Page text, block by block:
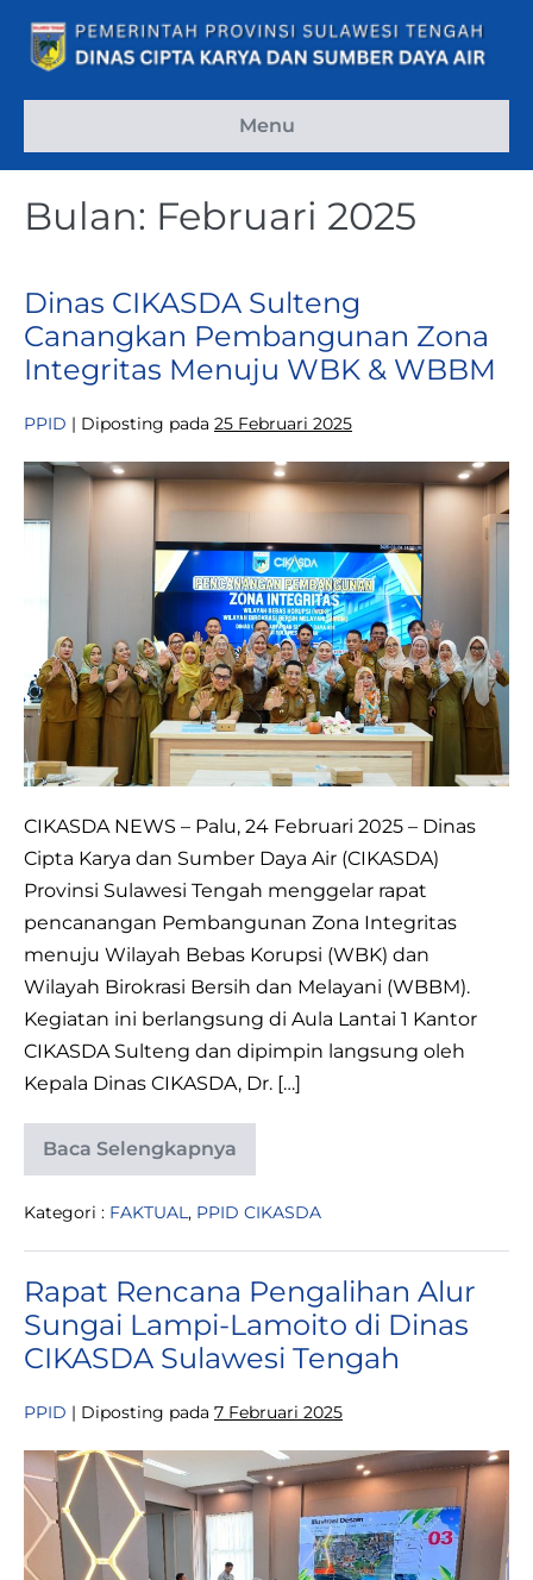
konten
Menu
Bulan: Februari 2025
Dinas CIKASDA Sulteng
Canangkan Pembangunan Zona
Integritas Menuju WBK & WBBM
PPID | Diposting pada 25 Februari 2025
Dinas
CIKASDA
Canangkan
Pembangunan
Zona
Integritas
Menuju
WBK
&
CIKASDA NEWS – Palu, 24 Februari 2025 – Dinas
Cipta Karya dan Sumber Daya Air (CIKASDA)
Provinsi Sulawesi Tengah menggelar rapat
pencanangan Pembangunan Zona Integritas
menuju Wilayah Bebas Korupsi (WBK) dan
Wilayah Birokrasi Bersih dan Melayani (WBBM).
Kegiatan ini berlangsung di Aula Lantai 1 Kantor
CIKASDA Sulteng dan dipimpin langsung oleh
Kepala Dinas CIKASDA, Dr. […]
Baca Selengkapnya
Dinas
CIKASDA
Canangkan
Zona
Menuju
WBK
&
WBBM
Kategori : FAKTUAL, PPID CIKASDA
Rapat Rencana Pengalihan Alur
Sungai Lampi-Lamoito di Dinas
CIKASDA Sulawesi Tengah
PPID | Diposting pada 7 Februari 2025
Rapat
Rencana
Pengalihan
Alur